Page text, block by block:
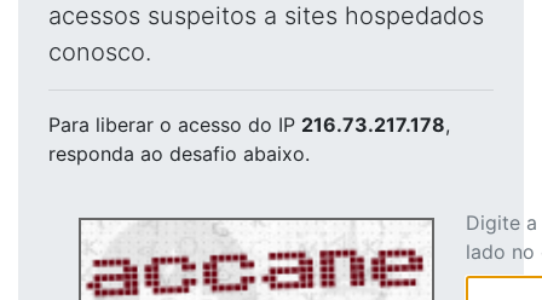
acessos suspeitos a sites hospedados
conosco.
Para liberar o acesso do IP 216.73.217.178,
responda ao desafio abaixo.
Digite
lado no